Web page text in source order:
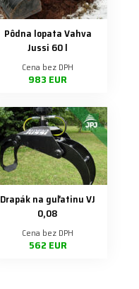
Pôdna lopata Vahva
Jussi 60 l
Cena bez DPH
983 EUR
Drapák na guľatinu VJ
0,08
Cena bez DPH
562 EUR